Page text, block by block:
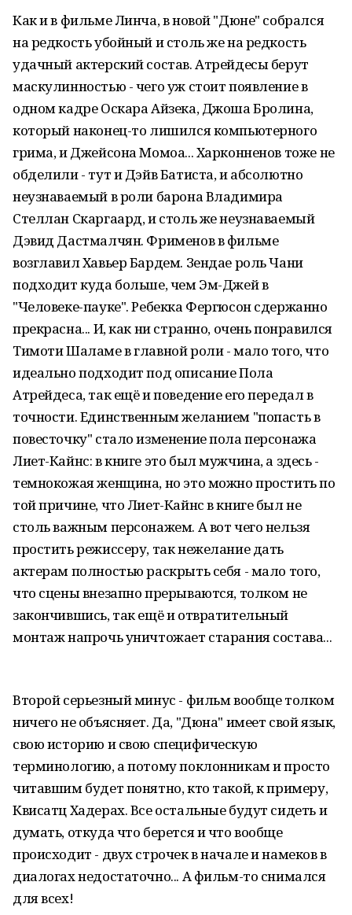
Как и в фильме Линча, в новой "Дюне" собрался
на редкость убойный и столь же на редкость
удачный актерский состав. Атрейдесы берут
маскулинностью - чего уж стоит появление в
одном кадре Оскара Айзека, Джоша Бролина,
который наконец-то лишился компьютерного
грима, и Джейсона Момоа... Харконненов тоже не
обделили - тут и Дэйв Батиста, и абсолютно
неузнаваемый в роли барона Владимира
Стеллан Скаргаард, и столь же неузнаваемый
Дэвид Дастмалчян. Фрименов в фильме
возглавил Хавьер Бардем. Зендае роль Чани
подходит куда больше, чем Эм-Джей в
"Человеке-пауке". Ребекка Фергюсон сдержанно
прекрасна... И, как ни странно, очень понравился
Тимоти Шаламе в главной роли - мало того, что
идеально подходит под описание Пола
Атрейдеса, так ещё и поведение его передал в
точности. Единственным желанием "попасть в
повесточку" стало изменение пола персонажа
Лиет-Кайнс: в книге это был мужчина, а здесь -
темнокожая женщина, но это можно простить по
той причине, что Лиет-Кайнс в книге был не
столь важным персонажем. А вот чего нельзя
простить режиссеру, так нежелание дать
актерам полностью раскрыть себя - мало того,
что сцены внезапно прерываются, толком не
закончившись, так ещё и отвратительный
монтаж напрочь уничтожает старания состава...
Второй серьезный минус - фильм вообще толком
ничего не объясняет. Да, "Дюна" имеет свой язык,
свою историю и свою специфическую
терминологию, а потому поклонникам и просто
читавшим будет понятно, кто такой, к примеру,
Квисатц Хадерах. Все остальные будут сидеть и
думать, откуда что берется и что вообще
происходит - двух строчек в начале и намеков в
диалогах недостаточно... А фильм-то снимался
для всех!